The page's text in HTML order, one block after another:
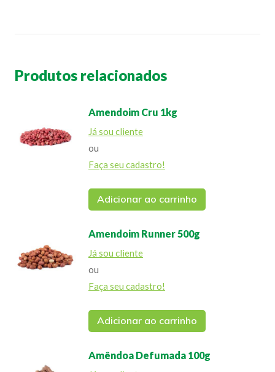
Produtos relacionados
Amendoim Cru 1kg
Já sou cliente
ou
Faça seu cadastro!
Adicionar ao carrinho
Amendoim Runner 500g
Já sou cliente
ou
Faça seu cadastro!
Adicionar ao carrinho
Amêndoa Defumada 100g